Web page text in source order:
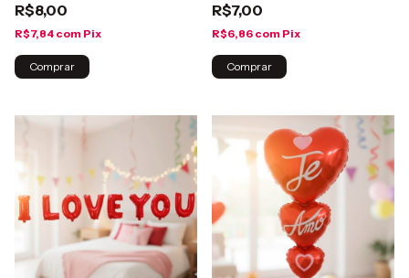
R$8,00
R$7,84 com Pix
Comprar
R$7,00
R$6,86 com Pix
Comprar